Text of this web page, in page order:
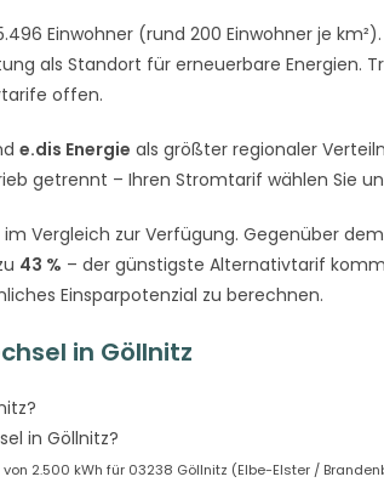
Einwohner (rund 200 Einwohner je
als Standort für erneuerbare Energien.
offen.
e.dis Energie als größter regionaler
getrennt – Ihren Stromtarif wählen Sie
im Vergleich zur Verfügung. Gegenüber
43 % – der günstigste Alternativtarif
Einsparpotenzial zu berechnen.
in Göllnitz
in Göllnitz?
2.500 kWh für 03238 Göllnitz (Elbe-Elster /